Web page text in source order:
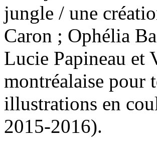
jungle / une
Caron ; Ophélia
Lucie Papineau
montréalaise
illustrations en
2015-2016).